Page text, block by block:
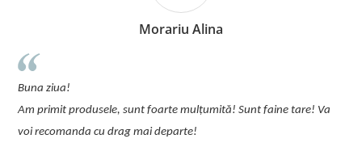
Morariu Alina
Buna ziua!
Am primit produsele, sunt foarte mulțumită! Sunt faine tare! Va
voi recomanda cu drag mai departe!